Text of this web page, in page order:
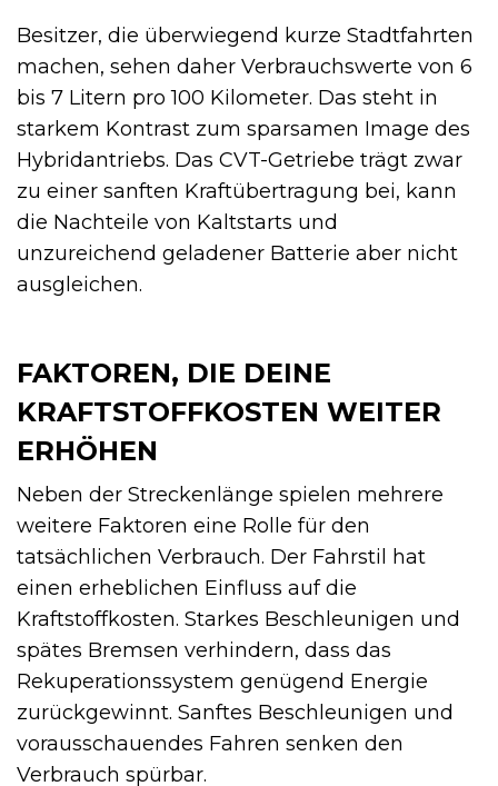
Besitzer, die überwiegend kurze Stadtfahrten
machen, sehen daher Verbrauchswerte von 6
bis 7 Litern pro 100 Kilometer. Das steht in
starkem Kontrast zum sparsamen Image des
Hybridantriebs. Das CVT-Getriebe trägt zwar
zu einer sanften Kraftübertragung bei, kann
die Nachteile von Kaltstarts und
unzureichend geladener Batterie aber nicht
ausgleichen.
FAKTOREN, DIE DEINE
KRAFTSTOFFKOSTEN WEITER
ERHÖHEN
Neben der Streckenlänge spielen mehrere
weitere Faktoren eine Rolle für den
tatsächlichen Verbrauch. Der Fahrstil hat
einen erheblichen Einfluss auf die
Kraftstoffkosten. Starkes Beschleunigen und
spätes Bremsen verhindern, dass das
Rekuperationssystem genügend Energie
zurückgewinnt. Sanftes Beschleunigen und
vorausschauendes Fahren senken den
Verbrauch spürbar.